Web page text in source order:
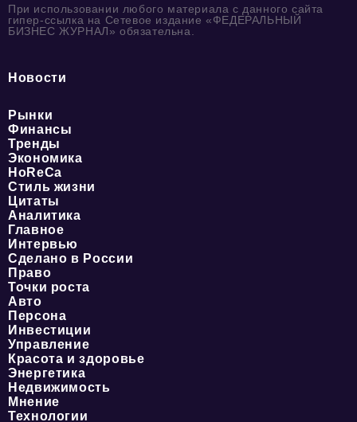
При использовании любого материала с данного сайта
гипер-ссылка на Сетевое издание «ФЕДЕРАЛЬНЫЙ
БИЗНЕС ЖУРНАЛ» обязательна.
Новости
Рынки
Финансы
Тренды
Экономика
HoReCa
Стиль жизни
Цитаты
Аналитика
Главное
Интервью
Сделано в России
Право
Точки роста
Авто
Персона
Инвестиции
Управление
Красота и здоровье
Энергетика
Недвижимость
Мнение
Технологии